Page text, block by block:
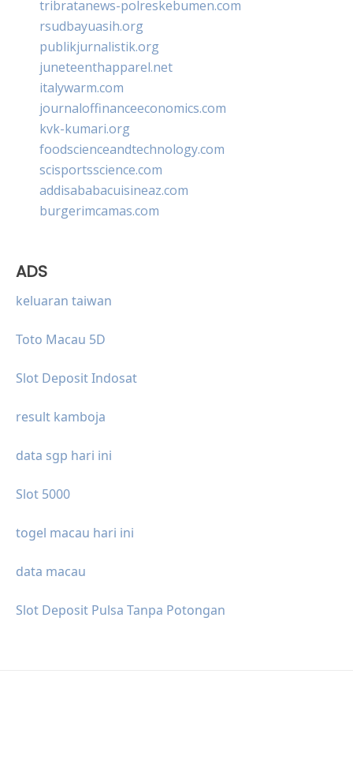
tribratanews-polreskebumen.com
rsudbayuasih.org
publikjurnalistik.org
juneteenthapparel.net
italywarm.com
journaloffinanceeconomics.com
kvk-kumari.org
foodscienceandtechnology.com
scisportsscience.com
addisababacuisineaz.com
burgerimcamas.com
ADS
keluaran taiwan
Toto Macau 5D
Slot Deposit Indosat
result kamboja
data sgp hari ini
Slot 5000
togel macau hari ini
data macau
Slot Deposit Pulsa Tanpa Potongan